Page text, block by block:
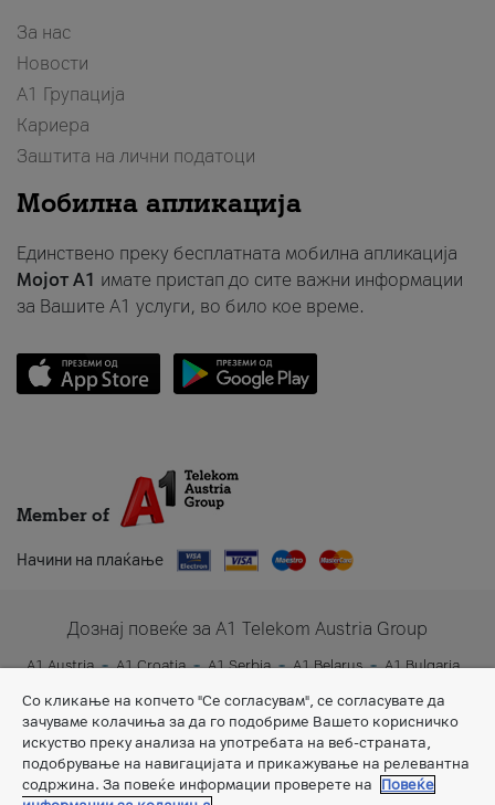
За нас
Новости
А1 Групација
Кариера
Заштита на лични податоци
Мобилна апликација
Единствено преку бесплатната мобилна апликација
Мојот A1 имате пристап до сите важни информации
за Вашите A1 услуги, во било кое време.
Member of
Начини на плаќање
Дознај повеќе за A1 Telekom Austria Group
A1 Austria A1 Croatia A1 Serbia A1 Belarus
A1 Bulgaria
Со кликање на копчето "Се согласувам", се согласувате да
зачуваме колачиња за да го подобриме Вашето корисничко
искуство преку анализа на употребата на веб-страната,
подобрување на навигацијата и прикажување на релевантна
содржина. За повеќе информации проверете на
Повеќе